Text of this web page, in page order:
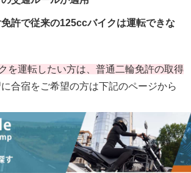
許で従来の125ccバイクは運転できな
を運転したい方は、普通二輪免許の取得
合宿をご希望の方は下記のページから